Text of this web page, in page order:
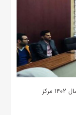
برگزاری آیین خوش آمد همکاران استخدامی سال ۱۴۰۲ مرکز